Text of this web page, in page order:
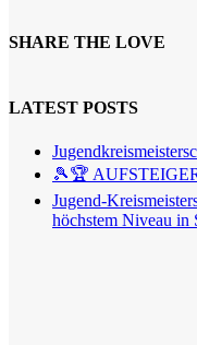
SHARE THE LOVE
LATEST POSTS
🎾🏆
Jugend-
höchstem Niveau in